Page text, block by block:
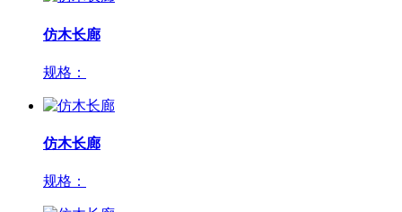
仿木长廊
规格：
仿木长廊
规格：